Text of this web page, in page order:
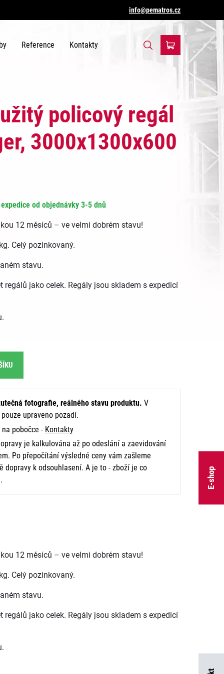
E-shop
info@pematros.cz
Reference Kontakty
policový regál
3000x1300x600
expedice od objednávky 3-5 dnů
12 měsíců – ve velmi dobrém stavu!
Celý pozinkovaný.
stavu.
regálů jako celek. Regály jsou skladem s expedicí
fotografie, reálného stavu produktu. V
upraveno pozadí.
na pobočce - Kontakty
je kalkulována až po odeslání a zaevidování
Po přepočítání výsledné ceny vám zašleme
dopravy k odsouhlasení. A je to - zboží je co
12 měsíců – ve velmi dobrém stavu!
Celý pozinkovaný.
stavu.
regálů jako celek. Regály jsou skladem s expedicí